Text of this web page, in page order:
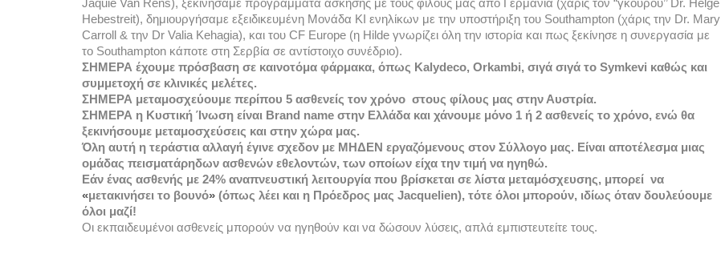
Jaquie Van Rens), ξεκινήσαμε προγράμματα άσκησης με τους φίλους μας από Γερμανία (χάρις τον “γκουρού’’ Dr. Helge
Hebestreit), δημιουργήσαμε εξειδικευμένη Mονάδα KI ενηλίκων με την υποστήριξη του Southampton (χάρις την Dr. Mary
Carroll & την Dr Valia Kehagia), και του CF Europe (η Hilde γνωρίζει όλη την ιστορία και πως ξεκίνησε η συνεργασία με
το Southampton κάποτε στη Σερβία σε αντίστοιχο συνέδριο).
ΣΗΜΕΡΑ έχουμε πρόσβαση σε καινοτόμα φάρμακα, όπως Kalydeco, Orkambi, σιγά σιγά το Symkevi καθώς και
συμμετοχή σε κλινικές μελέτες.
ΣΗΜΕΡΑ μεταμοσχεύουμε περίπου 5 ασθενείς τον χρόνο  στους φίλους μας στην Αυστρία.
ΣΗΜΕΡΑ η Κυστική Ίνωση είναι Brand name στην Ελλάδα και χάνουμε μόνο 1 ή 2 ασθενείς το χρόνο, ενώ θα
ξεκινήσουμε μεταμοσχεύσεις και στην χώρα μας.
Όλη αυτή η τεράστια αλλαγή έγινε σχεδον με ΜΗΔΕΝ εργαζόμενους στον Σύλλογο μας. Είναι αποτέλεσμα μιας
ομάδας πεισματάρηδων ασθενών εθελοντών, των οποίων είχα την τιμή να ηγηθώ.
«μετακινήσει το βουνό» (όπως λέει και η Πρόεδρος μας Jacquelien), τότε όλοι μπορούν, ιδίως όταν δουλεύουμε
όλοι μαζί!
Οι εκπαιδευμένοι ασθενείς μπορούν να ηγηθούν και να δώσουν λύσεις, απλά εμπιστευτείτε τους.